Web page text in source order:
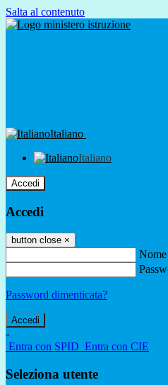
Salta al contenuto
Italiano
Italiano
Accedi
Accedi
button close ×
Password dimenticata?
-
Entra con SPID Entra con CIE
Seleziona utente